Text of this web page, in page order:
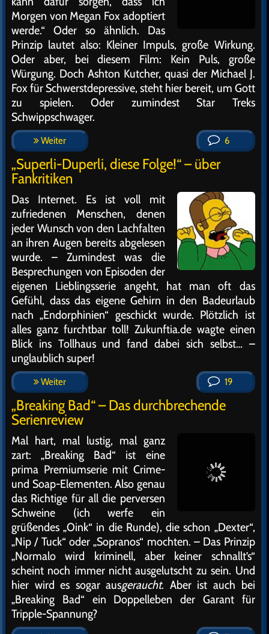
Morgen von Megan Fox adoptiert
werde.“ Oder so ähnlich. Das
Prinzip lautet also: Kleiner Impuls, große Wirkung.
Oder aber, bei diesem Film: Kein Puls, große
Würgung. Doch Ashton Kutcher, quasi der Michael J.
Fox für Schwerstdepressive, steht hier bereit, um Gott
zu spielen. Oder zumindest Star Treks
Schwippschwager.
Weiter 6
„Superli-Duperli, diese Folge!“ – über
Fankritiken
Das Internet. Es ist voll mit
zufriedenen Menschen, denen
jeder Wunsch von den Lachfalten
an ihren Augen bereits abgelesen
wurde. – Zumindest was die
Besprechungen von Episoden der
eigenen Lieblingsserie angeht, hat man oft das
Gefühl, dass das eigene Gehirn in den Badeurlaub
nach „Endorphinien“ geschickt wurde. Plötzlich ist
alles ganz furchtbar toll! Zukunftia.de wagte einen
Blick ins Tollhaus und fand dabei sich selbst… –
unglaublich super!
Weiter 19
„Breaking Bad“ – Das durchbrechende
Serienreview
Mal hart, mal lustig, mal ganz
zart: „Breaking Bad“ ist eine
prima Premiumserie mit Crime-
und Soap-Elementen. Also genau
das Richtige für all die perversen
Schweine (ich werfe ein
grüßendes „Oink“ in die Runde), die schon „Dexter“,
„Nip / Tuck“ oder „Sopranos“ mochten. – Das Prinzip
„Normalo wird kriminell, aber keiner schnallt’s“
scheint noch immer nicht ausgelutscht zu sein. Und
hier wird es sogar ausgeraucht. Aber ist auch bei
„Breaking Bad“ ein Doppelleben der Garant für
Tripple-Spannung?